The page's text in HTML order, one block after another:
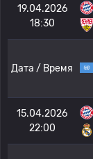
19.04.2026
18:30
Дата / Время
15.04.2026
22:00